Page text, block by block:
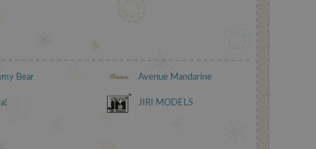
Bear Avenue Mandarine
JIRI MODELS